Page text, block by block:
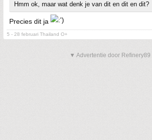
Hmm ok, maar wat denk je van dit en dit en dit?
Precies dit ja
5 - 28 februari Thailand O+
▼ Advertentie door Refinery89